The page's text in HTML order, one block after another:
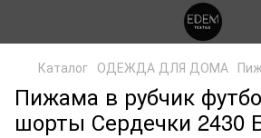
Каталог ОДЕЖДА ДЛЯ ДОМА
Пижама в рубчик
шорты Сердечки 2430